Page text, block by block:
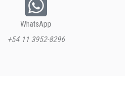
WhatsApp
+54 11 3952-8296